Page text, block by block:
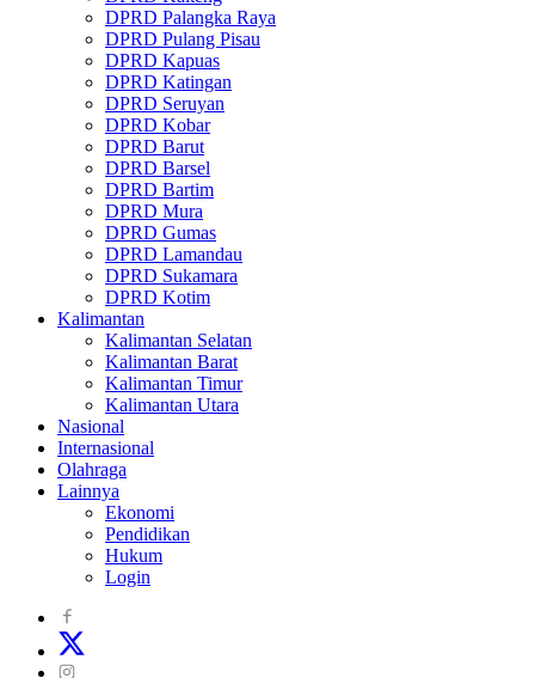
DPRD Palangka Raya
DPRD Pulang Pisau
DPRD Kapuas
DPRD Katingan
DPRD Seruyan
DPRD Kobar
DPRD Barut
DPRD Barsel
DPRD Bartim
DPRD Mura
DPRD Gumas
DPRD Lamandau
DPRD Sukamara
DPRD Kotim
Kalimantan
Kalimantan Selatan
Kalimantan Barat
Kalimantan Timur
Kalimantan Utara
Nasional
Internasional
Olahraga
Lainnya
Ekonomi
Pendidikan
Hukum
Login